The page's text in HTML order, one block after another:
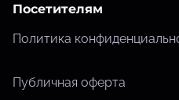
Посетителям
Политика
Публичная оферта